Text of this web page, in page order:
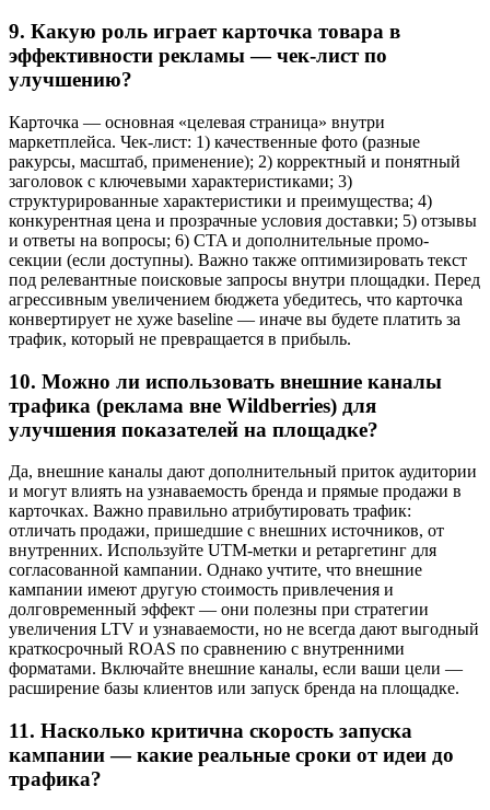
9. Какую роль играет карточка товара в
эффективности рекламы — чек-лист по
улучшению?
Карточка — основная «целевая страница» внутри
маркетплейса. Чек-лист: 1) качественные фото (разные
ракурсы, масштаб, применение); 2) корректный и понятный
заголовок с ключевыми характеристиками; 3)
структурированные характеристики и преимущества; 4)
конкурентная цена и прозрачные условия доставки; 5) отзывы
и ответы на вопросы; 6) CTA и дополнительные промо-
секции (если доступны). Важно также оптимизировать текст
под релевантные поисковые запросы внутри площадки. Перед
агрессивным увеличением бюджета убедитесь, что карточка
конвертирует не хуже baseline — иначе вы будете платить за
трафик, который не превращается в прибыль.
10. Можно ли использовать внешние каналы
трафика (реклама вне Wildberries) для
улучшения показателей на площадке?
Да, внешние каналы дают дополнительный приток аудитории
и могут влиять на узнаваемость бренда и прямые продажи в
карточках. Важно правильно атрибутировать трафик:
отличать продажи, пришедшие с внешних источников, от
внутренних. Используйте UTM-метки и ретаргетинг для
согласованной кампании. Однако учтите, что внешние
кампании имеют другую стоимость привлечения и
долговременный эффект — они полезны при стратегии
увеличения LTV и узнаваемости, но не всегда дают выгодный
краткосрочный ROAS по сравнению с внутренними
форматами. Включайте внешние каналы, если ваши цели —
расширение базы клиентов или запуск бренда на площадке.
11. Насколько критична скорость запуска
кампании — какие реальные сроки от идеи до
трафика?